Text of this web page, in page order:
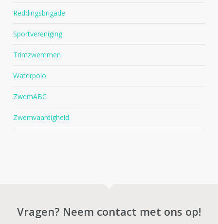
Reddingsbrigade
Sportvereniging
Trimzwemmen
Waterpolo
ZwemABC
Zwemvaardigheid
Vragen? Neem contact met ons op!